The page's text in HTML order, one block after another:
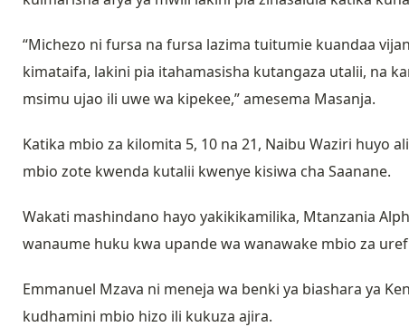
“Michezo ni fursa na fursa lazima tuitumie kuandaa
kimataifa, lakini pia itahamasisha kutangaza utalii, na
msimu ujao ili uwe wa kipekee,” amesema Masanja.
Katika mbio za kilomita 5, 10 na 21, Naibu Waziri huyo
mbio zote kwenda kutalii kwenye kisiwa cha Saanane.
Wakati mashindano hayo yakikikamilika, Mtanzania
wanaume huku kwa upande wa wanawake mbio za
Emmanuel Mzava ni meneja wa benki ya biashara ya
kudhamini mbio hizo ili kukuza ajira.